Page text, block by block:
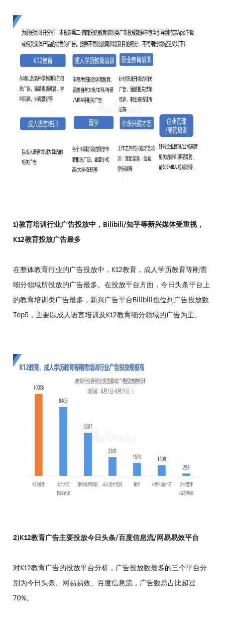
1)教育培训行业广告投放中，Bilibili/知乎等新兴媒体受重视，
K12教育投放广告最多
在整体教育行业的广告投放中，K12教育，成人学历教育等刚需
细分领域所投放的广告最多。在投放平台方面，今日头条平台上
的教育培训类广告最多，新兴广告平台Bilibili也位列广告投放数
Top5，主要以成人语言培训及K12教育细分领域的广告为主。
2)K12教育广告主要投放今日头条/百度信息流/网易易效平台
对K12教育广告的投放平台分析，广告投放数最多的三个平台分
别为今日头条、网易易效、百度信息流，广告数总占比超过
70%。